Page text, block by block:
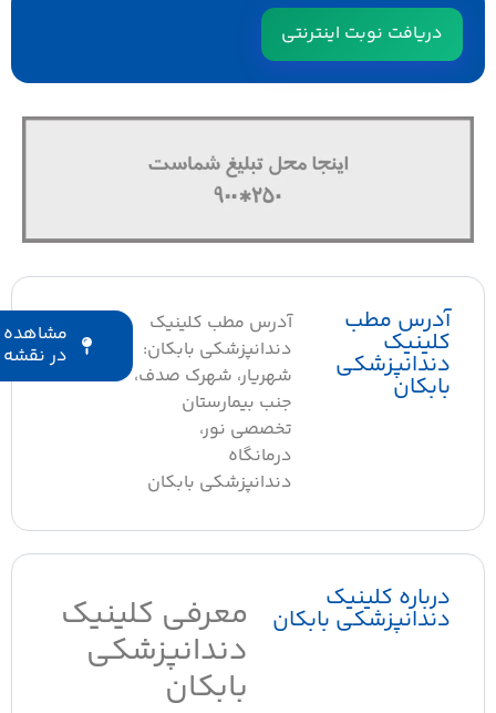
دریافت نوبت اینترنتی
آدرس مطب
کلینیک
دندانپزشکی
بابکان
آدرس مطب کلینیک
دندانپزشکی بابکان:
شهریار، شهرک صدف،
جنب بیمارستان
تخصصی نور،
درمانگاه
دندانپزشکی بابکان
مشاهده
در نقشه
درباره کلینیک
دندانپزشکی بابکان معرفی کلینیک
دندانپزشکی
بابکان